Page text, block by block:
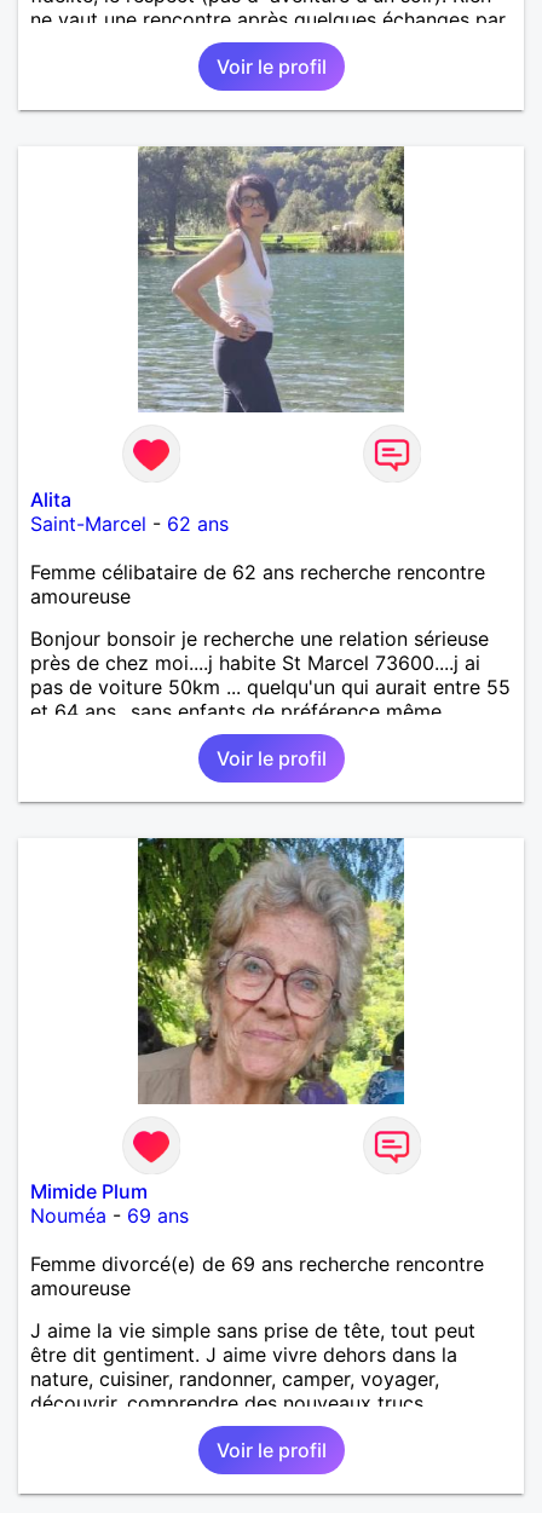
ne vaut une rencontre après quelques échanges par
messages pour savoir si il y a un feeling entre les
deux et le désir de se revoir. Au plaisir de se
Voir le profil
Alita
Saint-Marcel - 62 ans
Femme célibataire de 62 ans recherche rencontre
amoureuse
Bonjour bonsoir je recherche une relation sérieuse
près de chez moi....j habite St Marcel 73600....j ai
pas de voiture 50km ... quelqu'un qui aurait entre 55
et 64 ans...sans enfants de préférence même
adultes et qui n aurait garder aucun contact avec
une où plusieurs ex...si vous correspondez à ma
recherche ecrivez moi je vous répondrai...
Voir le profil
Mimide Plum
Nouméa - 69 ans
Femme divorcé(e) de 69 ans recherche rencontre
amoureuse
J aime la vie simple sans prise de tête, tout peut
être dit gentiment. J aime vivre dehors dans la
nature, cuisiner, randonner, camper, voyager,
découvrir, comprendre des nouveaux trucs
techniques et sur la vie des êtres vivants. J aime
danser, faire la fête. Je ne bois pratiquement pas d
alcool, je fume rarement, je ris souvent. Je cherche
un vrai amoureux pour continuer à profiter de la vie
Voir le profil